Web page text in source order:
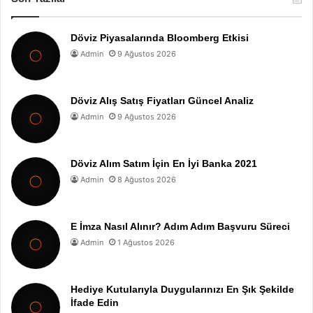
Döviz Piyasalarında Bloomberg Etkisi
Admin 9 Ağustos 2026
Döviz Alış Satış Fiyatları Güncel Analiz
Admin 9 Ağustos 2026
Döviz Alım Satım İçin En İyi Banka 2021
Admin 8 Ağustos 2026
E İmza Nasıl Alınır? Adım Adım Başvuru Süreci
Admin 1 Ağustos 2026
Hediye Kutularıyla Duygularınızı En Şık Şekilde
İfade Edin